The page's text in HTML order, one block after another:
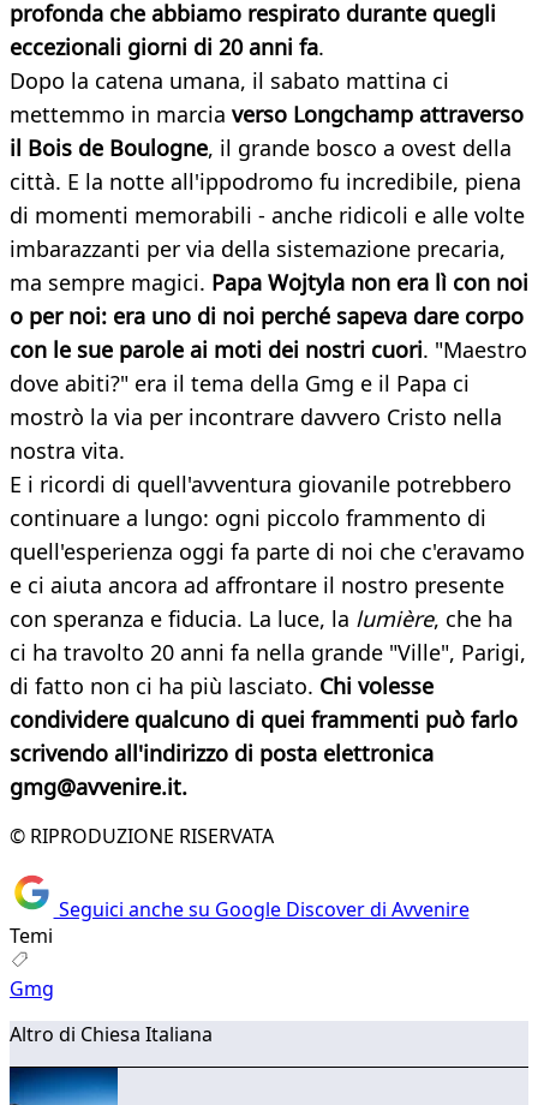
profonda che abbiamo respirato durante quegli
eccezionali giorni di 20 anni fa.
Dopo la catena umana, il sabato mattina ci
mettemmo in marcia verso Longchamp attraverso
il Bois de Boulogne, il grande bosco a ovest della
città. E la notte all'ippodromo fu incredibile, piena
di momenti memorabili - anche ridicoli e alle volte
imbarazzanti per via della sistemazione precaria,
ma sempre magici. Papa Wojtyla non era lì con noi
o per noi: era uno di noi perché sapeva dare corpo
con le sue parole ai moti dei nostri cuori. "Maestro
dove abiti?" era il tema della Gmg e il Papa ci
mostrò la via per incontrare davvero Cristo nella
nostra vita.
E i ricordi di quell'avventura giovanile potrebbero
continuare a lungo: ogni piccolo frammento di
quell'esperienza oggi fa parte di noi che c'eravamo
e ci aiuta ancora ad affrontare il nostro presente
con speranza e fiducia. La luce, la lumière, che ha
ci ha travolto 20 anni fa nella grande "Ville", Parigi,
di fatto non ci ha più lasciato. Chi volesse
condividere qualcuno di quei frammenti può farlo
scrivendo all'indirizzo di posta elettronica
gmg@avvenire.it.
© RIPRODUZIONE RISERVATA
Seguici anche su Google Discover di Avvenire
Temi
Gmg
Altro di Chiesa Italiana